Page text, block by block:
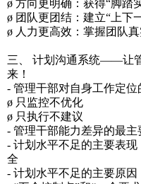
ø 方向更明确：获得“脚踏
ø 团队更团结：建立“上下
ø 人力更高效：掌握团队
三、 计划沟通系统——让
来！
- 管理干部对自身工作定位
ø 只监控不优化
ø 只执行不建议
- 管理干部能力差异的最
- 计划水平不足的主要表
全
- 计划水平不足的主要原